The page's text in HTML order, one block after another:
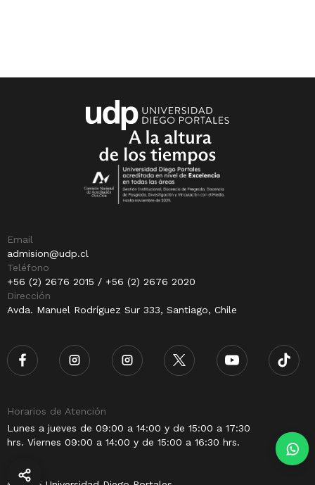
Email
admision@udp.cl
Teléfono
+56 (2) 2676 2015 / +56 (2) 2676 2020
Dirección
Avda. Manuel Rodríguez Sur 333, Santiago, Chile
Horarios de Atención
Lunes a jueves de 09:00 a 14:00 y de 15:00 a 17:30
hrs. Viernes 09:00 a 14:00 y de 15:00 a 16:30 hrs.